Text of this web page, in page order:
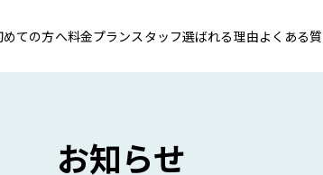
めての方へ料金プランスタッフ選ばれる理由よくある
お知らせ